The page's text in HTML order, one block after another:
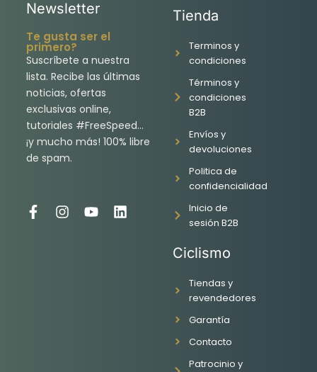
Newsletter
Te gusta ser el
primero?
Suscríbete a nuestra
lista. Recibe las últimas
noticias, ofertas
exclusivas online,
tutoriales #FreeSpeed…
¡y mucho más! 100% libre
de spam.
F
I
Y
L
Tienda
Terminos y
condiciones
Términos y
condiciones
B2B
Envíos y
devoluciones
Politica de
confidencialidad
Inicio de
sesión B2B
Ciclismo
Tiendas y
revendedores
Garantía
Contacto
Patrocinio y